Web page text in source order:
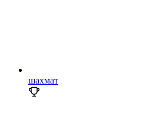
шахмат